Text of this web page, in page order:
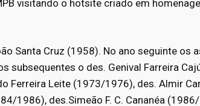
visitando o hotsite criado em
Santa Cruz (1958). No ano seguinte
subsequentes o des. Genival Farreira
Ferreira Leite (1973/1976), des. Almir
1986), des.Simeão F. C. Cananéa